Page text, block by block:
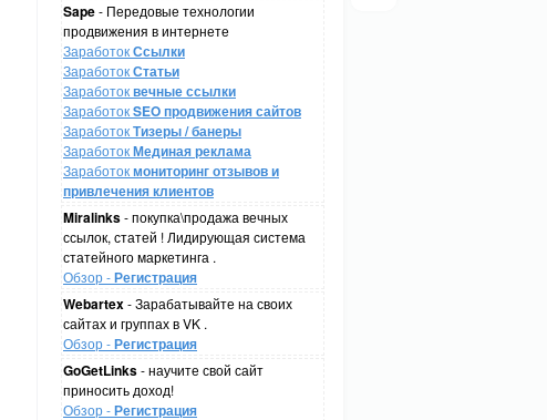
Sape- Передовые технологии
продвижения в интернете
ЗаработокСсылки
ЗаработокСтатьи
Заработоквечные ссылки
ЗаработокSEO продвижения сайтов
ЗаработокТизеры / банеры
ЗаработокМединая реклама
Заработокмониторинг отзывов и
привлечения клиентов
Miralinks- покупка\продажа вечных
ссылок, статей ! Лидирующая система
статейного маркетинга .
Обзор -Регистрация
Webartex- Зарабатывайте на своих
сайтах и группах в VK .
Обзор -Регистрация
GoGetLinks- научите свой сайт
приносить доход!
Обзор -Регистрация